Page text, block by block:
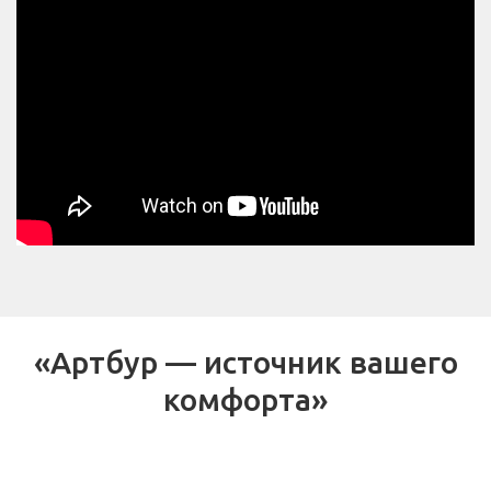
«Артбур — источник вашего
комфорта»